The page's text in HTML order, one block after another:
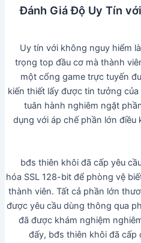
Đánh Giá Độ Uy Tín
Uy tín với không nguy hiểm
trọng top đầu cơ mà thành
một cổng game trực tuyến
kiến thiết lấy được tin tưởng
tuân hành nghiêm ngặt
dụng với áp chế phần lớn
bđs thiên khôi đã cấp yêu
hóa SSL 128-bit để phòng vệ
thành viên. Tất cả phần lớn
được yêu cầu dùng thông qua
đã được khám nghiệm
đấy, bđs thiên khôi đã